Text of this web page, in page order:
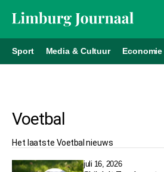
Sport Media & Cultuur Economie
Voetbal
Het laatste Voetbal nieuws
juli 16, 2026